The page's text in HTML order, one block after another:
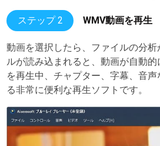
ステップ 2 WMV動画を再生
動画を選択したら、ファイルの分
ルが読み込まれると、動画が自動
を再生中、チャプター、字幕、音
る非常に便利な再生ソフトです。